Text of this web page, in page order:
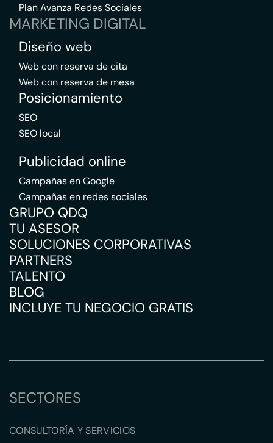
Plan Avanza Redes Sociales
MARKETING DIGITAL
Diseño web
Web con reserva de cita
Web con reserva de mesa
Posicionamiento
SEO
SEO local
Publicidad online
Campañas en Google
Campañas en redes sociales
GRUPO QDQ
TU ASESOR
SOLUCIONES CORPORATIVAS
PARTNERS
TALENTO
BLOG
INCLUYE TU NEGOCIO GRATIS
SECTORES
CONSULTORÍA Y SERVICIOS